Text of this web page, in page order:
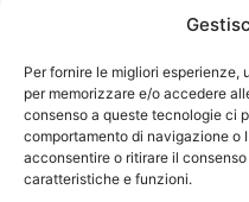
Per fornire le migliori
per memorizzare e/o accedere
consenso a queste tecnologie ci
comportamento di navigazione o
acconsentire o ritirare il
caratteristiche e funzioni.
del 25% della
Sostituzione di
anche di
30.000 euro
Praticamente i